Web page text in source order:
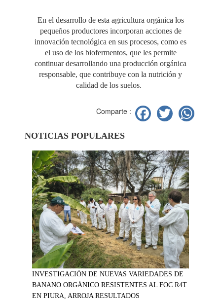
En el desarrollo de esta agricultura orgánica los
pequeños productores incorporan acciones de
innovación tecnológica en sus procesos, como es
el uso de los biofermentos, que les permite
continuar desarrollando una producción orgánica
responsable, que contribuye con la nutrición y
calidad de los suelos.
Comparte : Facebook
Twitter
NOTICIAS POPULARES
INVESTIGACIÓN DE NUEVAS VARIEDADES DE
BANANO ORGÁNICO RESISTENTES AL FOC R4T
EN PIURA, ARROJA RESULTADOS